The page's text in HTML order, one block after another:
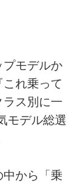
プモデルか
れ乗って
ス別に一
モデル総選
から「乗